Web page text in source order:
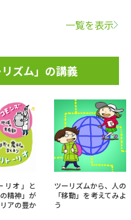
一覧を表示
ズム」の講義
リオ」と
精神」が
アの豊か
ツーリズムから、人の
「移動」を考えてみよ
う